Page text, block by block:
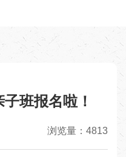
班报名啦！
浏览量：4813